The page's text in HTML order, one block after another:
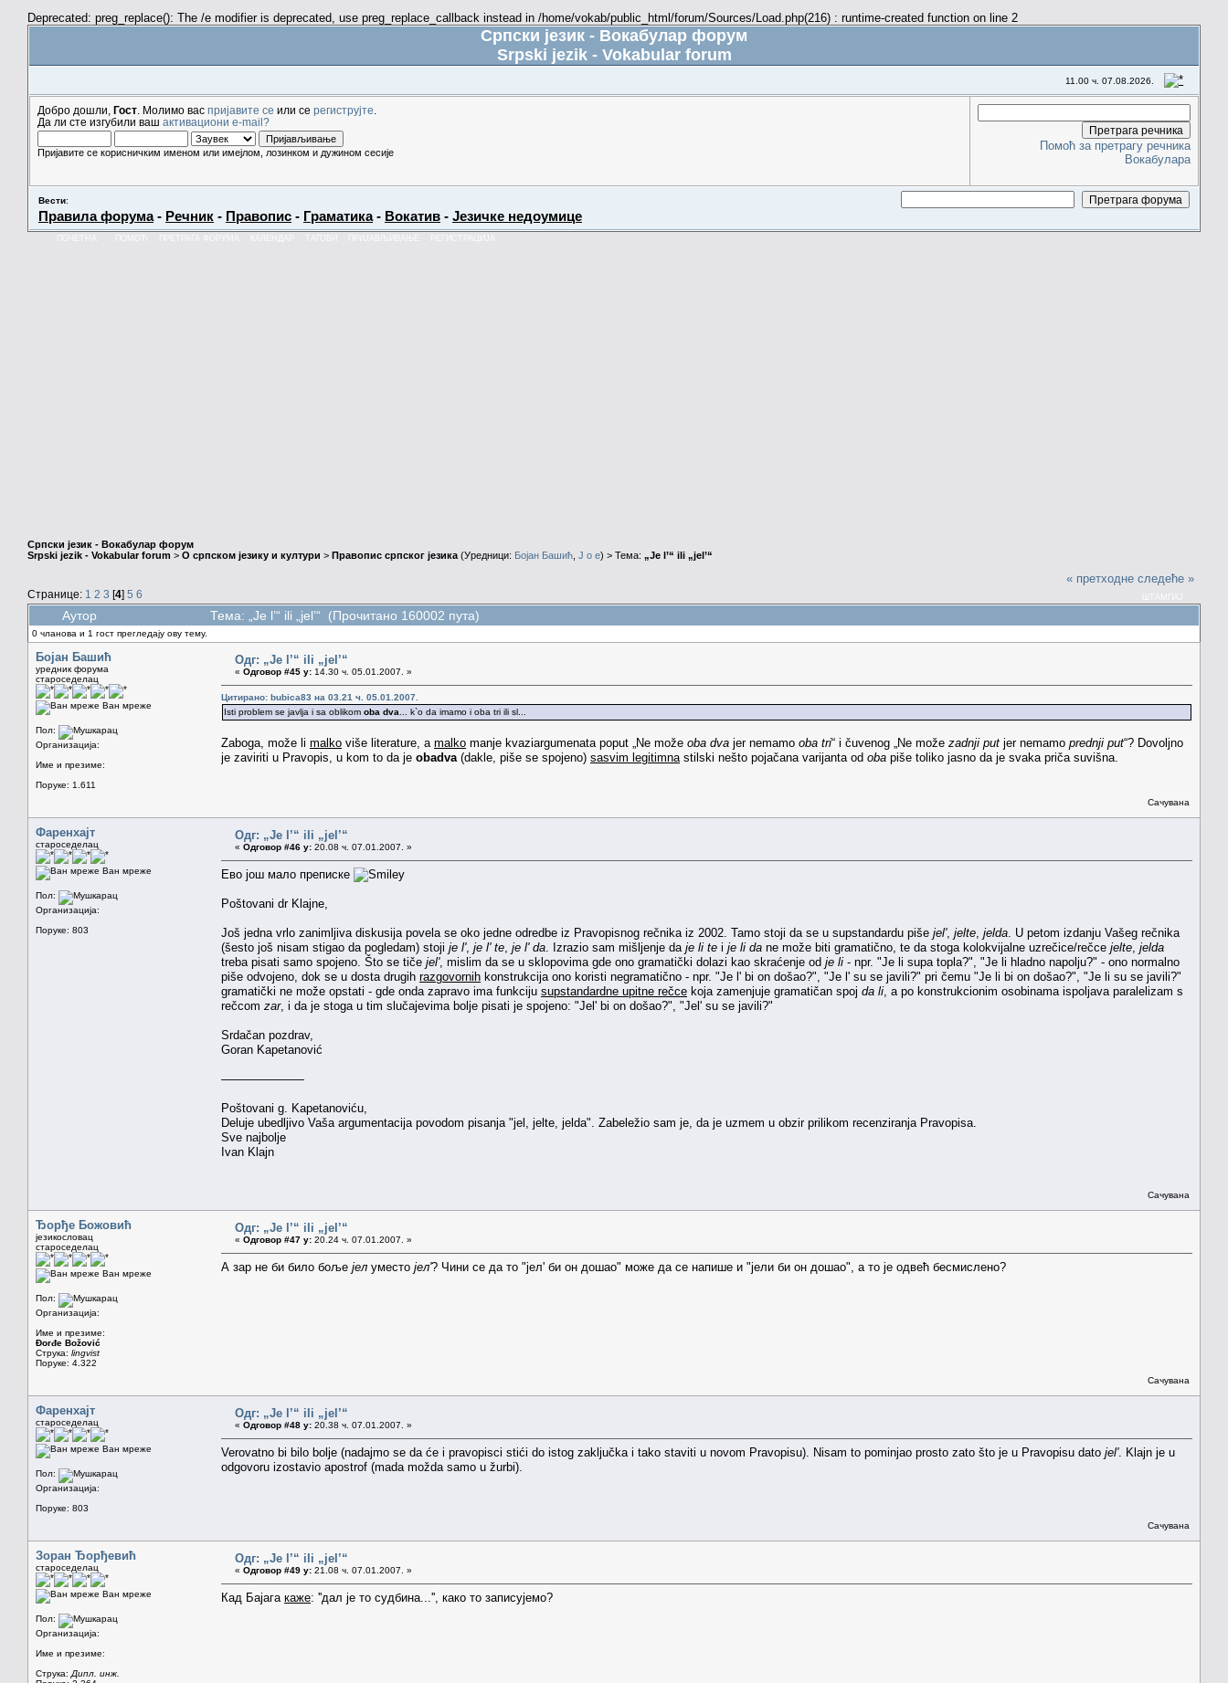
Deprecated: preg_replace(): The /e modifier is deprecated, use preg_replace_callback instead in /home/vokab/public_html/forum/Sources/Load.php(216) : runtime-created function on line 2
Српски језик - Вокабулар форум
Srpski jezik - Vokabular forum
11.00 ч. 07.08.2026.
Добро дошли, Гост . Молимо вас пријавите се или се региструјте
Да ли сте изгубили ваш активациони e-mail?
Пријавите се корисничким именом или имејлом, лозинком и дужином сесије
Помоћ за претрагу речника
Вокабулара
Вести:
Правила форума- Речник - Правопис - Граматика- Вокатив - Језичке недоумице
КАЛЕНДАР
Српски језик - Вокабулар форум
Srpski jezik - Vokabular forum > О српском језику и култури > Правопис српског језика (Уредници: Бојан Башић J o e) > Тема: „Je l’“ ili „jel’“
Странице: 1 2 3 [4] 5 6
« претходне следеће »
Аутор Тема: „Je l’“ ili „jel’“ (Прочитано 160002 пута)
0 чланова и 1 гост прегледају ову тему.
Бојан Башић
уредник форума
староседелац
Ван мреже
Пол:
Организација:
Име и презиме:
Поруке: 1.611
Одг: „Je l’“ ili „jel’“
« Одговор #45 у: 14.30 ч. 05.01.2007. »
Цитирано: bubica83 на 03.21 ч. 05.01.2007.
Isti problem se javlja i sa oblikom oba dva ... k`o da imamo i oba tri ili sl...
Zaboga, može li malko više literature, a malko manje kvaziargumenata poput „Ne može oba dva jer nemamo oba tri“ i čuvenog „Ne može zadnji put jer nemamo prednji put“? Dovoljno
je zaviriti u Pravopis, u kom to da je obadva (dakle, piše se spojeno) sasvim legitimna stilski nešto pojačana varijanta od oba piše toliko jasno da je svaka priča suvišna.
Сачувана
Фаренхајт
староседелац
Ван мреже
Пол:
Организација:
Поруке: 803
Одг: „Je l’“ ili „jel’“
« Одговор #46 у: 20.08 ч. 07.01.2007. »
Ево још мало преписке
Poštovani dr Klajne,
Još jedna vrlo zanimljiva diskusija povela se oko jedne odredbe iz Pravopisnog rečnika iz 2002. Tamo stoji da se u supstandardu piše jel', jelte jelda . U petom izdanju Vašeg rečnika
(šesto još nisam stigao da pogledam) stoji je l', je l' te je l' da . Izrazio sam mišljenje da je li te i je li da ne može biti gramatično, te da stoga kolokvijalne uzrečice/rečce jelte jelda
treba pisati samo spojeno. Što se tiče jel', mislim da se u sklopovima gde ono gramatički dolazi kao skraćenje od je li - npr. "Je li supa topla?", "Je li hladno napolju?" - ono normalno
piše odvojeno, dok se u dosta drugih razgovornih konstrukcija ono koristi negramatično - npr. "Je l' bi on došao?", "Je l' su se javili?" pri čemu "Je li bi on došao?", "Je li su se javili?"
gramatički ne može opstati - gde onda zapravo ima funkciju supstandardne upitne rečce koja zamenjuje gramatičan spoj da li , a po konstrukcionim osobinama ispoljava paralelizam s
rečcom zar, i da je stoga u tim slučajevima bolje pisati je spojeno: "Jel' bi on došao?", "Jel' su se javili?"
Srdačan pozdrav,
Goran Kapetanović
———————
Poštovani g. Kapetanoviću,
Deluje ubedljivo Vaša argumentacija povodom pisanja "jel, jelte, jelda". Zabeležio sam je, da je uzmem u obzir prilikom recenziranja Pravopisa.
Sve najbolje
Ivan Klajn
Сачувана
Ђорђе Божовић
језикословац
староседелац
Ван мреже
Пол:
Организација:
Име и презиме:
Đorđe Božović
Струка: lingvist
Поруке: 4.322
Одг: „Je l’“ ili „jel’“
« Одговор #47 у: 20.24 ч. 07.01.2007. »
А зар не би било боље јел уместо јел'? Чини се да то "јел' би он дошао" може да се напише и "јели би он дошао", а то је одвећ бесмислено?
Сачувана
Фаренхајт
староседелац
Ван мреже
Пол:
Организација:
Поруке: 803
Одг: „Je l’“ ili „jel’“
« Одговор #48 у: 20.38 ч. 07.01.2007. »
Verovatno bi bilo bolje (nadajmo se da će i pravopisci stići do istog zaključka i tako staviti u novom Pravopisu). Nisam to pominjao prosto zato što je u Pravopisu dato jel'. Klajn je u
odgovoru izostavio apostrof (mada možda samo u žurbi).
Сачувана
Зоран Ђорђевић
староседелац
Ван мреже
Пол:
Организација:
Име и презиме:
Струка: Дипл. инж.
Одг: „Je l’“ ili „jel’“
« Одговор #49 у: 21.08 ч. 07.01.2007. »
Кад Бајага каже: ''дал је то судбина...'', како то записујемо?